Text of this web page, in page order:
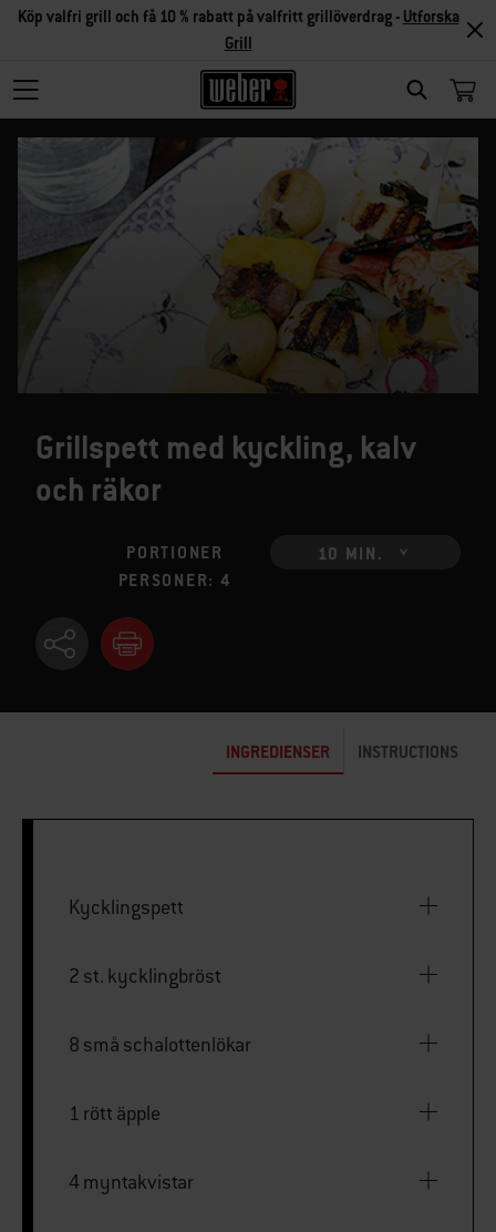
SEARCH
Köp valfri grill och få 10 % rabatt på valfritt grillöverdrag - Utforska
Grill
Grillspett med kyckling, kalv
och räkor
PORTIONER
PERSONER: 4
10 MIN.
INGREDIENSER INSTRUCTIONS
Kycklingspett
2 st. kycklingbröst
8 små schalottenlökar
1 rött äpple
4 myntakvistar